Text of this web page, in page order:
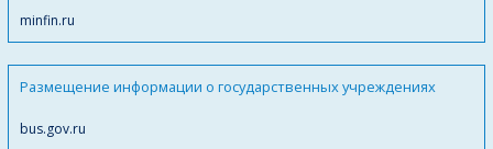
minfin.ru
Размещение информации о государственных учреждениях
bus.gov.ru